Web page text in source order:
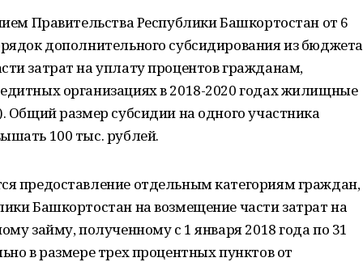
Правительства Республики Башкортостан от 6
дополнительного субсидирования из бюджета
затрат на уплату процентов гражданам,
организациях в 2018-2020 годах жилищные
размер субсидии на одного участника
100 тыс. рублей.
предоставление отдельным категориям граждан,
Башкортостан на возмещение части затрат на
займу, полученному с 1 января 2018 года по 31
в размере трех процентных пунктов от